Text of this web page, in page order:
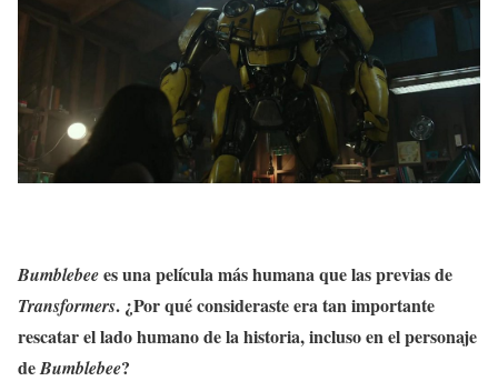
Bumblebeees una película más humana que las previas de
Transformers. ¿Por qué consideraste era tan importante
rescatar el lado humano de la historia, incluso en el personaje
deBumblebee?